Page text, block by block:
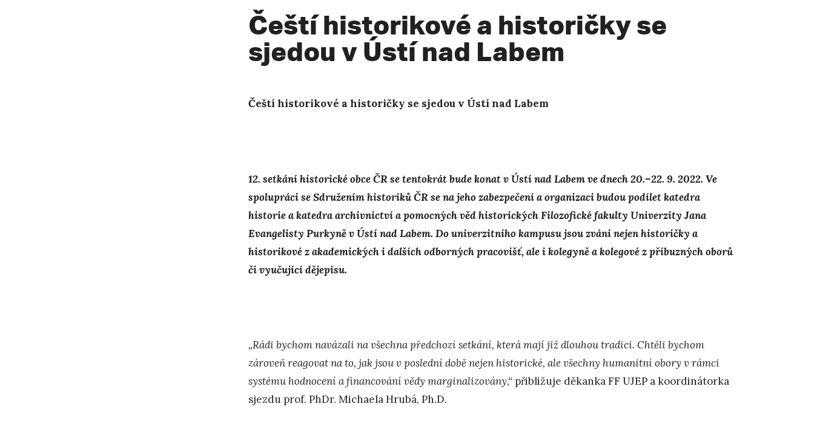
Čeští historikové a historičky se
sjedou v Ústí nad Labem
Čeští historikové a historičky se sjedou v Ústí nad Labem
12. setkání historické obce ČR se tentokrát bude konat v Ústí nad Labem ve dnech 20.–22. 9. 2022. Ve
spolupráci se Sdružením historiků ČR se na jeho zabezpečení a organizaci budou podílet katedra
historie a katedra archivnictví a pomocných věd historických Filozofické fakulty Univerzity Jana
Evangelisty Purkyně v Ústí nad Labem. Do univerzitního kampusu jsou zváni nejen historičky a
historikové z akademických i dalších odborných pracovišť, ale i kolegyně a kolegové z příbuzných oborů
či vyučující dějepisu.
„Rádi bychom navázali na všechna předchozí setkání, která mají již dlouhou tradici. Chtěli bychom
zároveň reagovat na to, jak jsou v poslední době nejen historické, ale všechny humanitní obory v rámci
systému hodnocení a financování vědy marginalizovány,“ přibližuje děkanka FF UJEP a koordinátorka
sjezdu prof. PhDr. Michaela Hrubá, Ph.D.